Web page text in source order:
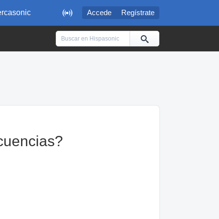
 Accede Regístrate